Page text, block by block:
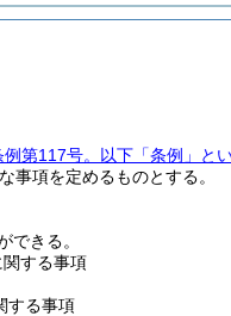
第117号。以下「条例」と
事項を定めるものとする。
できる。
する事項
する事項